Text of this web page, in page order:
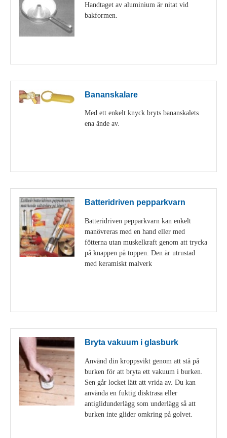
Handtaget av aluminium är nitat vid
bakformen.
Bananskalare
Med ett enkelt knyck bryts bananskalets
ena ände av.
Batteridriven pepparkvarn
Batteridriven pepparkvarn kan enkelt
manövreras med en hand eller med
fötterna utan muskelkraft genom att trycka
på knappen på toppen. Den är utrustad
med keramiskt malverk
Bryta vakuum i glasburk
Använd din kroppsvikt genom att stå på
burken för att bryta ett vakuum i burken.
Sen går locket lätt att vrida av. Du kan
använda en fuktig disktrasa eller
antiglidunderlägg som underlägg så att
burken inte glider omkring på golvet.